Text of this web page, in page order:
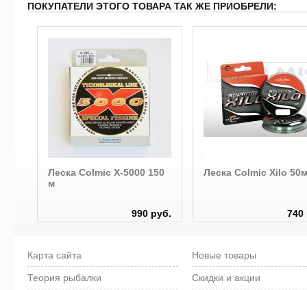
ПОКУПАТЕЛИ ЭТОГО ТОВАРА ТАК ЖЕ ПРИОБРЕЛИ:
Леска Colmic X-5000 150
м
990 руб.
Леска Colmic Xilo 50м
740
Карта сайта
Теория рыбалки
Новые товары
Скидки и акции